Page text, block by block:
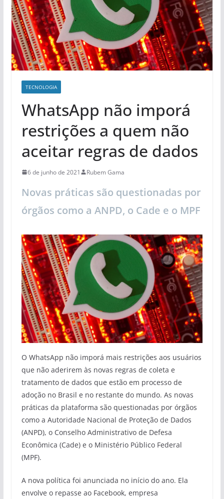
TECNOLOGIA
WhatsApp não imporá
restrições a quem não
aceitar regras de dados
6 de junho de 2021 Rubem Gama
Novas práticas são questionadas por
órgãos como a ANPD, o Cade e o MPF
O WhatsApp não imporá mais restrições aos usuários
que não aderirem às novas regras de coleta e
tratamento de dados que estão em processo de
adoção no Brasil e no restante do mundo. As novas
práticas da plataforma são questionadas por órgãos
como a Autoridade Nacional de Proteção de Dados
(ANPD), o Conselho Administrativo de Defesa
Econômica (Cade) e o Ministério Público Federal
(MPF).
A nova política foi anunciada no início do ano. Ela
envolve o repasse ao Facebook, empresa